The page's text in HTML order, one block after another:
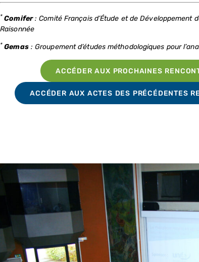
* Comifer: Comité Français d’Étude et de Développement
Raisonnée
* Gemas: Groupement d’études méthodologiques pour
ACCÉDER AUX PROCHAINES
ACCÉDER AUX ACTES DES PRÉCÉDENTES